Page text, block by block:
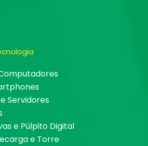
Servidores
e Púlpito Digital
e Torre